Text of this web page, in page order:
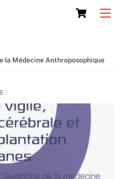
Cart
la Médecine Anthroposophique